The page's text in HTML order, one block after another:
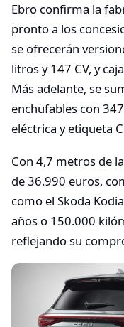
Ebro confirma la
pronto a los
se ofrecerán
litros y 147 CV, y
Más adelante, se
enchufables con
eléctrica y etiqueta
Con 4,7 metros de
de 36.990 euros,
como el Skoda
años o 150.000
reflejando su